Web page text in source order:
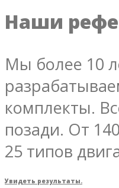
Наши
Мы более 10
комплекты.
позади. От
25 типов
Увидеть результаты.